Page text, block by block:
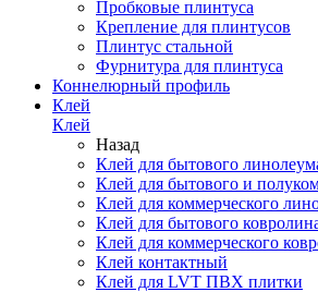
Пробковые плинтуса
Крепление для плинтусов
Плинтус стальной
Фурнитура для плинтуса
Коннелюрный профиль
Клей
Клей
Назад
Клей для бытового
Клей для бытового и
Клей для коммерческого
Клей для бытового
Клей для коммерческого
Клей контактный
Клей для LVT ПВХ плитки